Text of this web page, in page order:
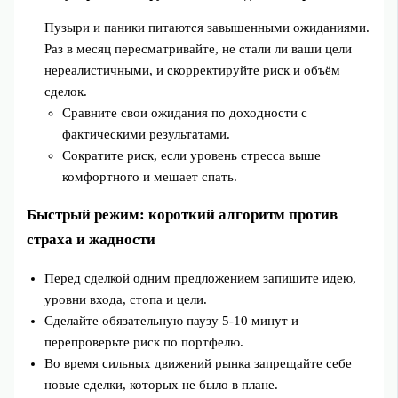
Пузыри и паники питаются завышенными ожиданиями.
Раз в месяц пересматривайте, не стали ли ваши цели
нереалистичными, и скорректируйте риск и объём
сделок.
Сравните свои ожидания по доходности с
фактическими результатами.
Сократите риск, если уровень стресса выше
комфортного и мешает спать.
Быстрый режим: короткий алгоритм против
страха и жадности
Перед сделкой одним предложением запишите идею,
уровни входа, стопа и цели.
Сделайте обязательную паузу 5-10 минут и
перепроверьте риск по портфелю.
Во время сильных движений рынка запрещайте себе
новые сделки, которых не было в плане.